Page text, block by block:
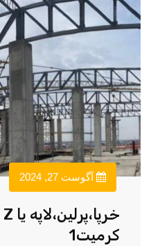
آگوست 27, 2024
کرمیت1